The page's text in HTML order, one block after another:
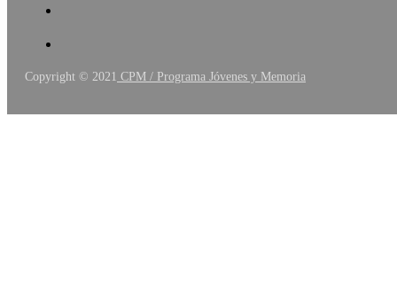
Copyright © 2021 CPM / Programa Jóvenes y Memoria